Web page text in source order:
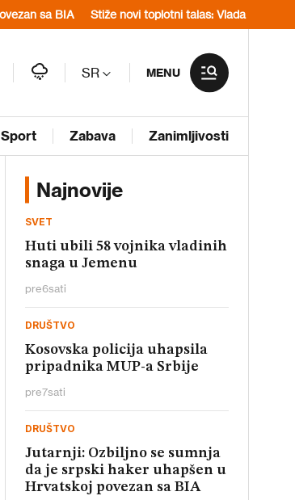
Stiže novi toplotni talas: Vlada apeluje na štednju
SR MENU
Sport Zabava Zanimljivosti
Najnovije
SVET
Huti ubili 58 vojnika vladinih
snaga u Jemenu
pre6sati
DRUŠTVO
Kosovska policija uhapsila
pripadnika MUP-a Srbije
pre7sati
DRUŠTVO
Jutarnji: Ozbiljno se sumnja
da je srpski haker uhapšen u
Hrvatskoj povezan sa BIA